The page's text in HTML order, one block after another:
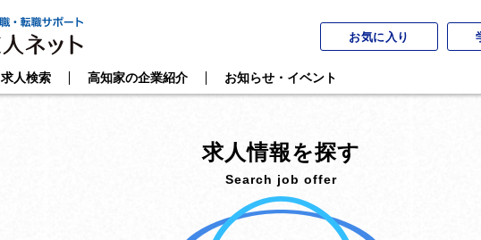
お気に入り
求人検索 高知家の企業紹介 お知らせ・イベント
求人情報を探す
Search job offer